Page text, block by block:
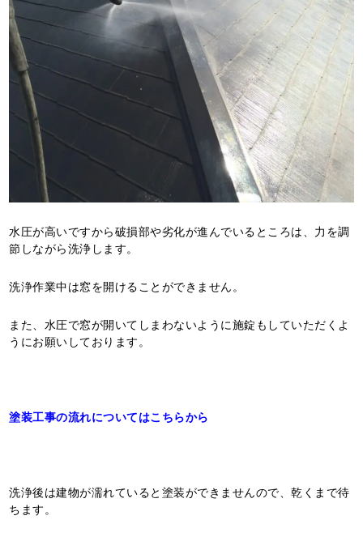
水圧が高いですから破損部や劣化が進んでいるところは、力を調
節しながら洗浄します。
洗浄作業中は窓を開けることができません。
また、水圧で窓が開いてしまわないように施錠もしていただくよ
うにお願いしております。
塗装工事の流れについてはこちらから
洗浄後は建物が濡れていると塗装ができませんので、乾くまで待
ちます。